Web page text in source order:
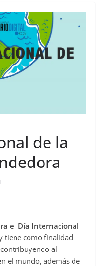
de la
el Día Internacional
tiene como finalidad
al
el mundo, además de